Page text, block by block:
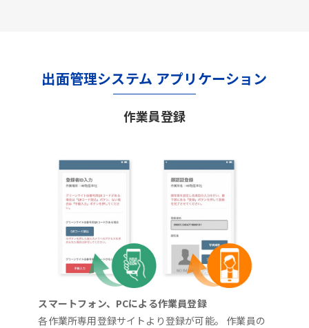
出面管理システム アプリケーション
作業員登録
スマートフォン、PCによる作業員登録
各作業所専用登録サイトより登録が可能。 作業員の